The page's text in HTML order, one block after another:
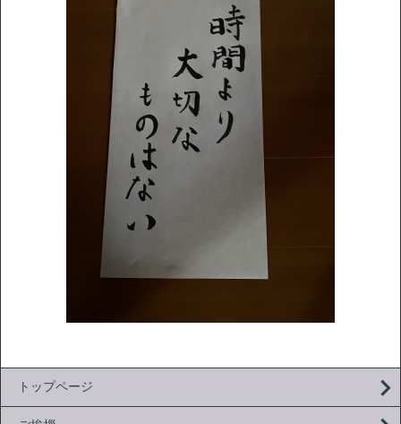
トップページ